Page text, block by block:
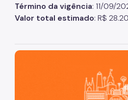
Comitê de Ética em Pesquisa
Coordenadoria de Controle
Coordenadoria de Informação
Infecções Sexualmente
Término da vigência: 11/09/
Valor total estimado: R$
São Paulo, cidade inteligente,